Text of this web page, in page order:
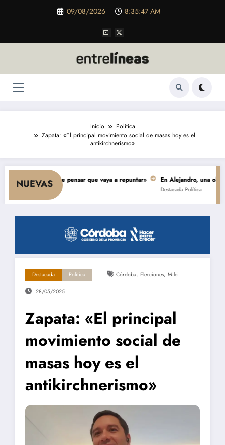
09/08/2026 8:35:48 AM
Inicio
Política
Zapata: «El principal movimiento social de masas hoy es el
antikirchnerismo»
NUEVAS
y nada hace pensar que vaya a repuntar» En Alejandro, una obra de $
Destacada Política
Destacada Política Córdoba, Elecciones, Milei
28/05/2025
Zapata: «El principal
movimiento social de
masas hoy es el
antikirchnerismo»